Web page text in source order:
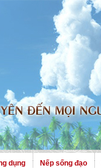
dụng Nếp sống đạo